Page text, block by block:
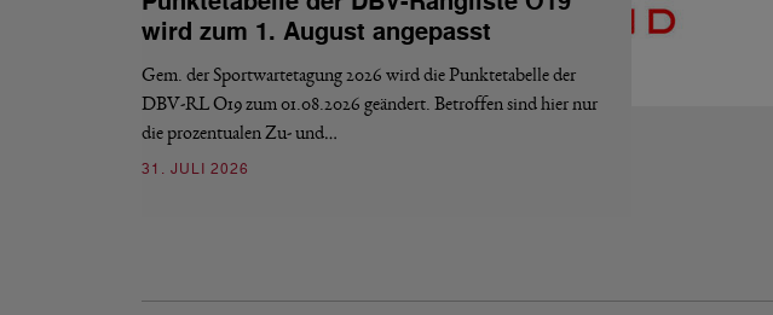
wird zum 1. August angepasst
Gem. der Sportwartetagung 2026 wird die Punktetabelle der
DBV-RL O19 zum 01.08.2026 geändert. Betroffen sind hier nur
die prozentualen Zu- und…
31. JULI 2026